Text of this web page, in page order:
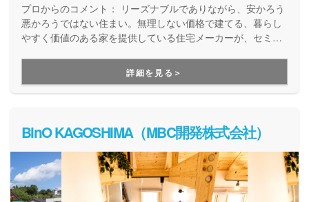
プロからのコメント：
リーズナブルでありながら、安かろう
悪かろうではない住まい。無理しない価格で建てる、暮らし
やすく価値のある家を提供している住宅メーカーが、セミオ
のご相談から、お任せください。
詳細を見る＞
BinO KAGOSHIMA（MBC開発株式会社）